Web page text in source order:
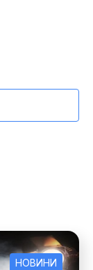
НОВИНИ